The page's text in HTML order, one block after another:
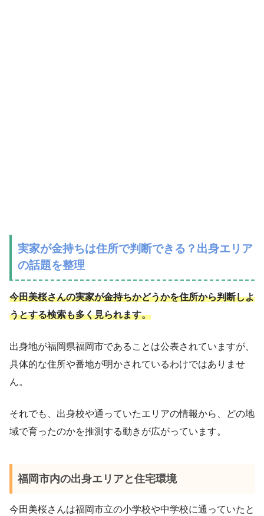
実家が金持ちは住所で判断できる？出身エリア
の話題を整理
今田美桜さんの実家が金持ちかどうかを住所から判断しよ
うとする検索も多く見られます。
出身地が福岡県福岡市であることは公表されていますが、
具体的な住所や番地が明かされているわけではありませ
ん。
それでも、出身校や通っていたエリアの情報から、どの地
域で育ったのかを推測する動きが広がっています。
福岡市内の出身エリアと住宅環境
今田美桜さんは福岡市立の小学校や中学校に通っていたと